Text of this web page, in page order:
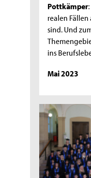
Pottkämper
realen
sind. Und
ins
Mai 2023